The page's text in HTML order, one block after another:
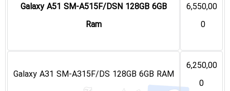
6,550,00
0
Galaxy A51 SM-A515F/DSN 128GB 6GB
Ram
6,250,00
0
Galaxy A31 SM-A315F/DS 128GB 6GB RAM